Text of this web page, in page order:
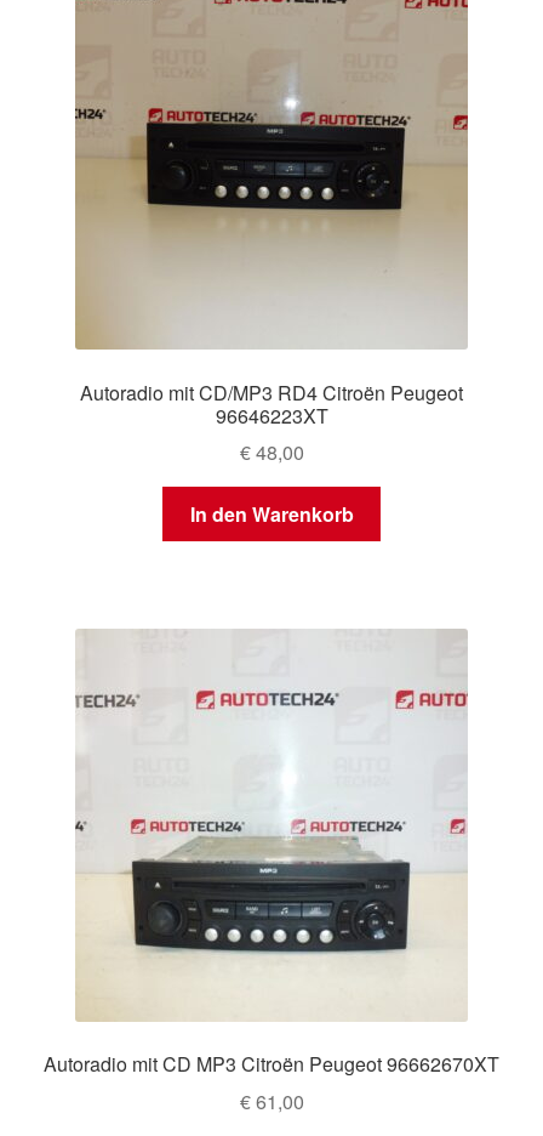
Autoradio mit CD/MP3 RD4 Citroën Peugeot
96646223XT
€48,00
In den Warenkorb
Autoradio mit CD MP3 Citroën Peugeot 96662670XT
€61,00